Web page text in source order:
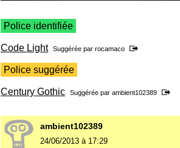
Police identifiée
Code Light Suggérée par rocamaco
Police suggérée
Century Gothic Suggérée par ambient102389
ambient102389
24/06/2013 à 17:29